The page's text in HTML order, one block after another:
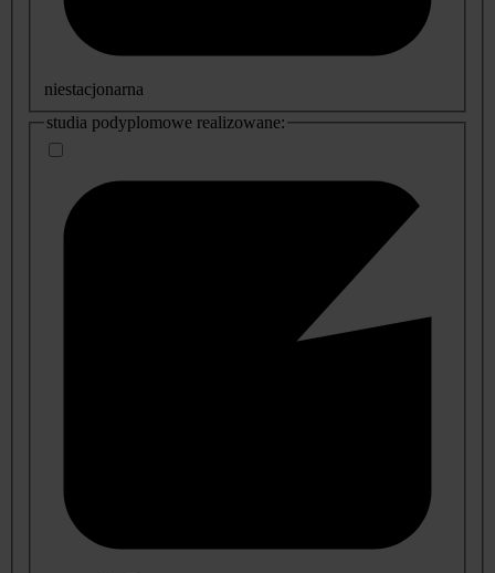
niestacjonarna
studia podyplomowe realizowane: